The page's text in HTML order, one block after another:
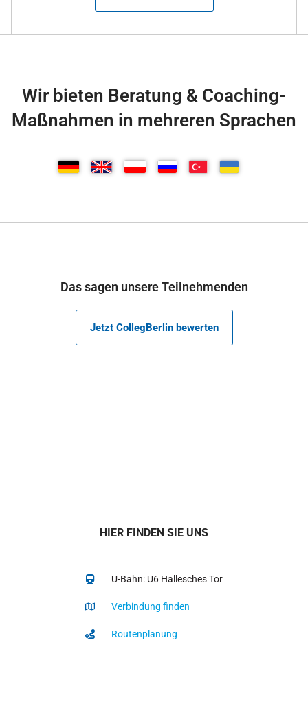
Wir bieten Beratung & Coaching-
Maßnahmen in mehreren Sprachen
Das sagen unsere Teilnehmenden
Jetzt CollegBerlin bewerten
HIER FINDEN SIE UNS
U-Bahn: U6 Hallesches Tor
Verbindung finden
Routenplanung